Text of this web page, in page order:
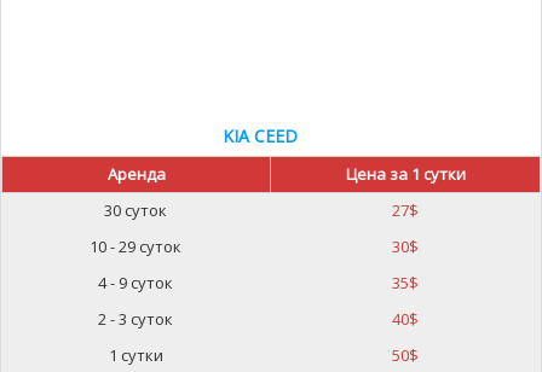
KIA CEED
Аренда
Цена за 1 сутки
30 суток
27$
10 - 29 суток
30$
4 - 9 суток
35$
2 - 3 суток
40$
1 сутки
50$